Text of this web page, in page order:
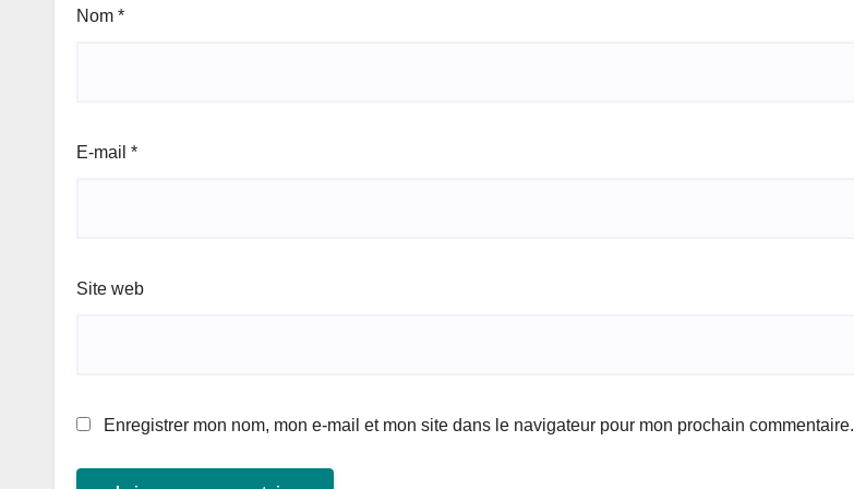
Nom *
E-mail *
Site web
Enregistrer mon nom, mon e-mail et mon site dans le navigateur pour mon prochain commentaire.